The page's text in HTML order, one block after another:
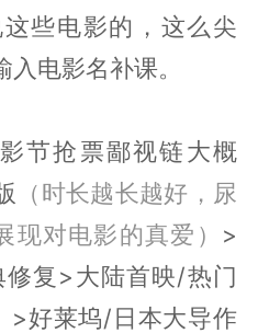
些电影的，这么尖
电影名补课。
节抢票鄙视链大概
（时长越长越好，尿
现对电影的真爱） >
复>大陆首映/热门
>好莱坞/日本大导作